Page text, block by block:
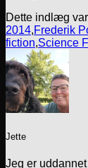
Dette indlæg
2014,Frederik
fiction,Science
Jette
Jeg er